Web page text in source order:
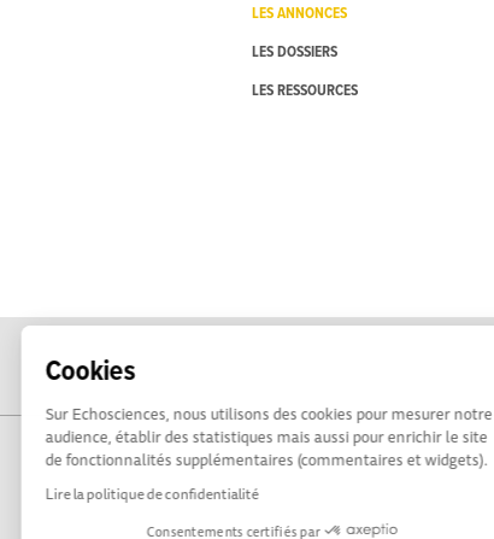
Cookies
Sur Echosciences, nous utilisons des cookies pour mesurer notre
audience, établir des statistiques mais aussi pour enrichir le site
de fonctionnalités supplémentaires (commentaires et widgets).
Lire la politique de confidentialité
Consentements certifiés par
LES ANNONCES
LES DOSSIERS
LES RESSOURCES